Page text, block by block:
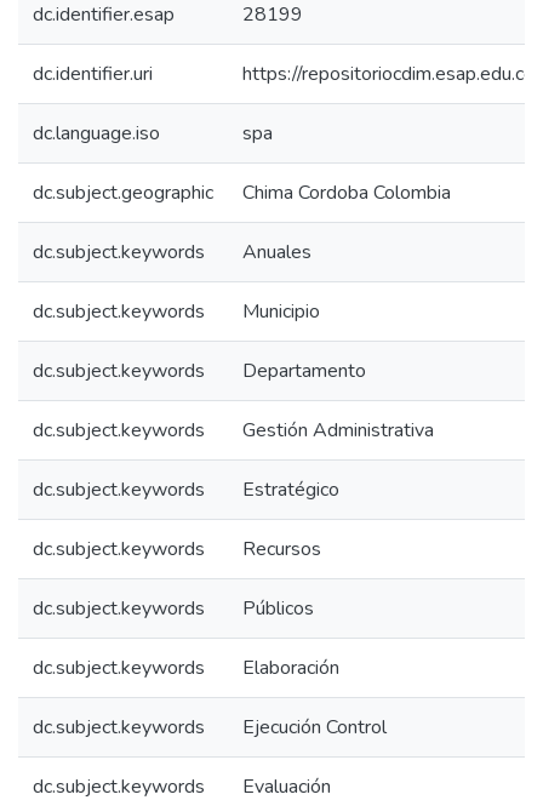
dc.identifier.esap 28199
dc.identifier.uri https://
dc.language.iso spa
dc.subject.geographic Chima Cordoba Colombia
dc.subject.keywords Anuales
dc.subject.keywords Municipio
dc.subject.keywords Departamento
dc.subject.keywords Gestión Administrativa
dc.subject.keywords Estratégico
dc.subject.keywords Recursos
dc.subject.keywords Públicos
dc.subject.keywords Elaboración
dc.subject.keywords Ejecución Control
dc.subject.keywords Evaluación